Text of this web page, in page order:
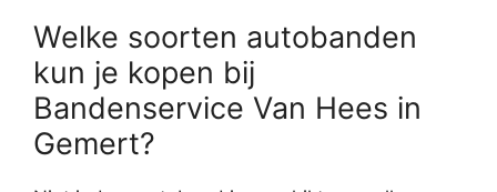
Welke soorten autobanden
kun je kopen bij
Bandenservice Van Hees in
Gemert?